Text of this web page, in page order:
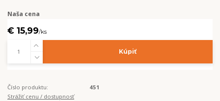
Naša cena
€ 15,99/ks
Kúpiť
Číslo produktu:
451
Strážiť cenu / dostupnosť